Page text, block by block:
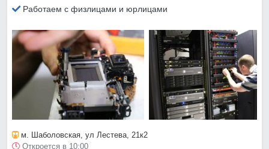
Работаем с физлицами и юрлицами
м. Шаболовская, ул Лестева, 21к2
Откроется в 10:00